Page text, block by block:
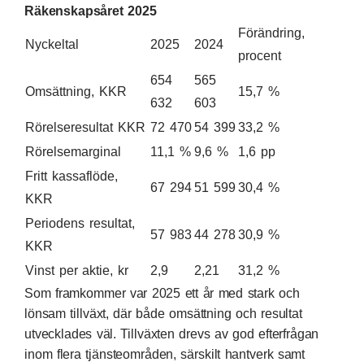
Räkenskapsåret 2025
Nyckeltal 2025 2024
Förändring,
procent
Omsättning, KKR
654
632
565
603
15,7 %
Rörelseresultat KKR 72 47054 39933,2 %
Rörelsemarginal
11,1 % 9,6 %
1,6 pp
Fritt kassaflöde,
KKR
67 29451 59930,4 %
Periodens resultat,
KKR
57 98344 27830,9 %
Vinst per aktie, kr 2,9 2,21
31,2 %
Som framkommer var 2025 ett år med stark och
lönsam tillväxt, där både omsättning och resultat
utvecklades väl. Tillväxten drevs av god efterfrågan
inom flera tjänsteområden, särskilt hantverk samt